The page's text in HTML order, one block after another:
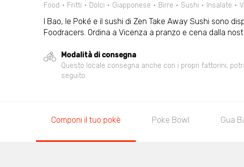
Food
Fritti Dolci Giapponese Birre Sushi Insalate
I Bao, le Poké e il sushi di Zen Take Away Sushi sono
Foodracers. Ordina a Vicenza a pranzo e cena dalla
Modalità di consegna
Questo locale consegna anche con i propri fattorini,
seguito.
Componi il tuo pokè Poke Bowl Gua